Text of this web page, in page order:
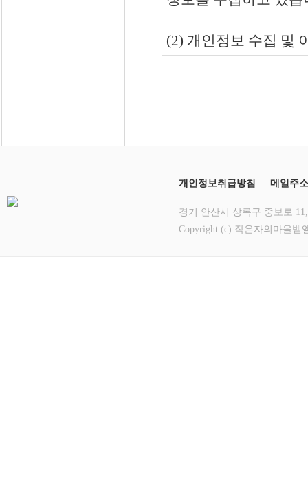
개인정보취급방침 메일주
경기 안산시 상록구 중보로
Copyright (c) 작은자의마을